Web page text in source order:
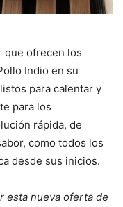
que ofrecen los
Indio en su
para calentar y
para los
rápida, de
como todos los
desde sus inicios.
esta nueva oferta de